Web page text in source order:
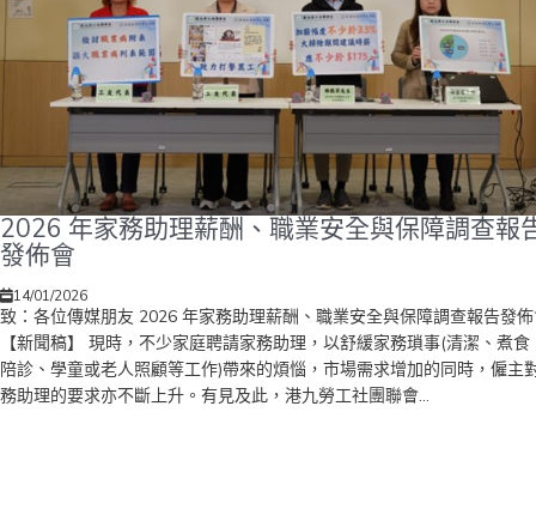
2026 年家務助理薪酬、職業安全與保障調查報
發佈會
14/01/2026
致：各位傳媒朋友 2026 年家務助理薪酬、職業安全與保障調查報告發
【新聞稿】 現時，不少家庭聘請家務助理，以舒緩家務瑣事(清潔、煮食
陪診、學童或老人照顧等工作)帶來的煩惱，市場需求增加的同時，僱主
務助理的要求亦不斷上升。有見及此，港九勞工社團聯會...